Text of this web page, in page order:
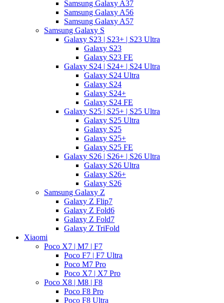
Samsung Galaxy A37
Samsung Galaxy A56
Samsung Galaxy A57
Samsung Galaxy S
Galaxy S23 | S23+ | S23 Ultra
Galaxy S23
Galaxy S23 FE
Galaxy S24 | S24+ | S24 Ultra
Galaxy S24 Ultra
Galaxy S24
Galaxy S24+
Galaxy S24 FE
Galaxy S25 | S25+ | S25 Ultra
Galaxy S25 Ultra
Galaxy S25
Galaxy S25+
Galaxy S25 FE
Galaxy S26 | S26+ | S26 Ultra
Galaxy S26 Ultra
Galaxy S26+
Galaxy S26
Samsung Galaxy Z
Galaxy Z Flip7
Galaxy Z Fold6
Galaxy Z Fold7
Galaxy Z TriFold
Xiaomi
Poco X7 | M7 | F7
Poco F7 | F7 Ultra
Poco M7 Pro
Poco X7 | X7 Pro
Poco X8 | M8 | F8
Poco F8 Pro
Poco F8 Ultra